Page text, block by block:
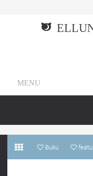
MENU
Buku